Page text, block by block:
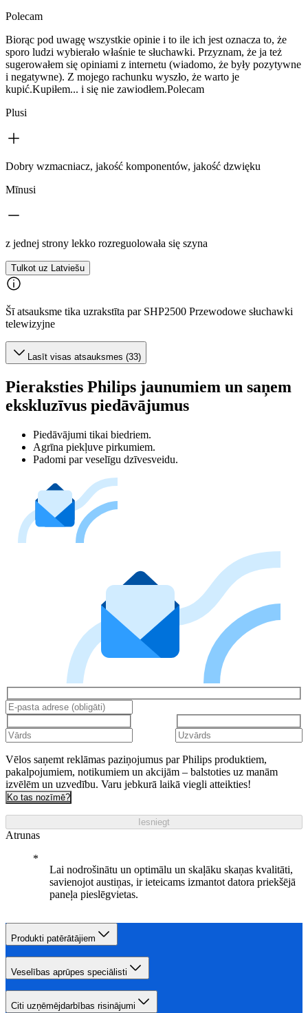
Polecam
Biorąc pod uwagę wszystkie opinie i to ile ich jest oznacza to, że
sporo ludzi wybierało właśnie te słuchawki. Przyznam, że ja też
sugerowałem się opiniami z internetu (wiadomo, że były pozytywne
i negatywne). Z mojego rachunku wyszło, że warto je
kupić.Kupiłem... i się nie zawiodłem.Polecam
Plusi
Dobry wzmacniacz, jakość komponentów, jakość dzwięku
Mīnusi
z jednej strony lekko rozreguolowała się szyna
Tulkot uz Latviešu
Šī atsauksme tika uzrakstīta par SHP2500 Przewodowe słuchawki
telewizyjne
Lasīt visas atsauksmes (33)
Pieraksties Philips jaunumiem un saņem
ekskluzīvus piedāvājumus
Piedāvājumi tikai biedriem.
Agrīna piekļuve pirkumiem.
Padomi par veselīgu dzīvesveidu.
Vēlos saņemt reklāmas paziņojumus par Philips produktiem,
pakalpojumiem, notikumiem un akcijām – balstoties uz manām
izvēlēm un uzvedību. Varu jebkurā laikā viegli atteikties!
Ko tas nozīmē?
Iesniegt
Atrunas
Lai nodrošinātu un optimālu un skaļāku skaņas kvalitāti,
savienojot austiņas, ir ieteicams izmantot datora priekšējā
paneļa pieslēgvietas.
Produkti patērātājiem
Veselības aprūpes speciālisti
Citi uzņēmējdarbības risinājumi